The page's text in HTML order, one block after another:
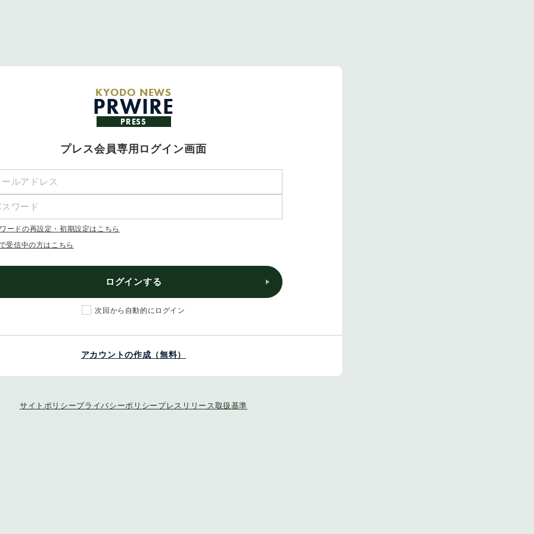
KYODO NEWS
PRWIRE
PRESS
プレス会員専用ログイン画面
ードの再設定・初期設定はこちら
受信中の方はこちら
ログインする
次回から自動的にログイン
アカウントの作成（無料）
サイトポリシープライバシーポリシー プレスリリース取扱基準